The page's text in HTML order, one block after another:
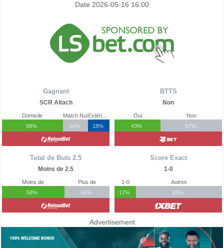
Date 2026-05-16 16:00
Gagnant
SCR Altach
Domicile
58%
Match Nul
24%
18%
Total de Buts 2.5
Moins de 2.5
Moins de
58%
Plus de
42%
BTTS
Non
Oui
43%
Non
57%
Score Exact
1-0
1-0
17%
Autres
83%
Advertisement